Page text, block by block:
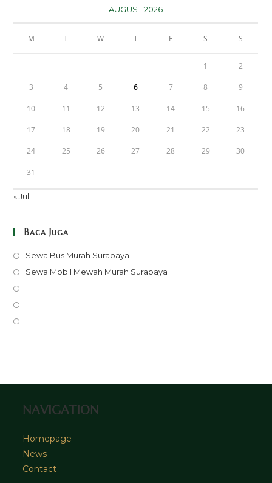
AUGUST 2026
M T W T F S S
1 2
3 4 5 6 7 8 9
10 11 12 13 14 15 16
17 18 19 20 21 22 23
24 25 26 27 28 29 30
31
« Jul
Baca Juga
Sewa Bus Murah Surabaya
in
Sewa Mobil Mewah Murah Surabaya
tab
NAVIGATION
Homepage
News
Contact